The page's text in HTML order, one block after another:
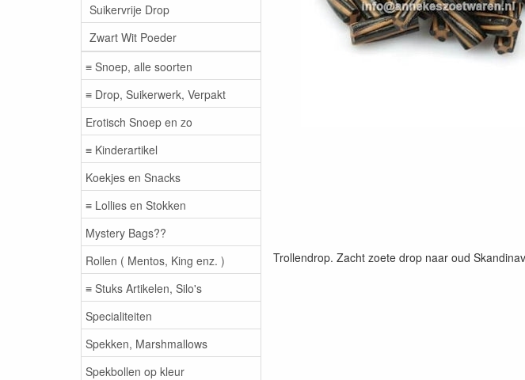
Suikervrije Drop
Zwart Wit Poeder
≡ Snoep, alle soorten
≡ Drop, Suikerwerk, Verpakt
Erotisch Snoep en zo
≡ Kinderartikel
Koekjes en Snacks
≡ Lollies en Stokken
Mystery Bags??
Rollen ( Mentos, King enz. )
≡ Stuks Artikelen, Silo's
Specialiteiten
Spekken, Marshmallows
Spekbollen op kleur
Trollendrop. Zacht zoete drop naar oud